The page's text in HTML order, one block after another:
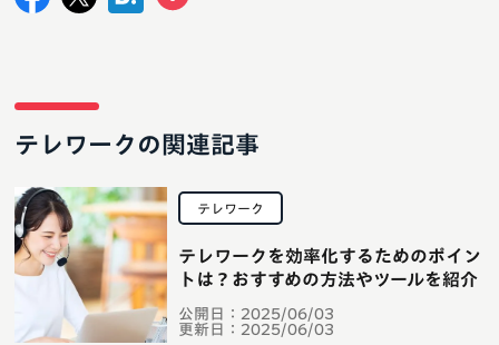
テレワークの関連記事
テレワーク
公開日： 2025/06/03
更新日： 2025/06/03
テレワークを効率化するためのポイン
トは？おすすめの方法やツールを紹介